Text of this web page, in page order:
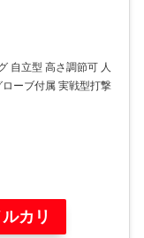
自立型 高さ調節可 人
ーブ付属 実戦型打撃
ルカリ